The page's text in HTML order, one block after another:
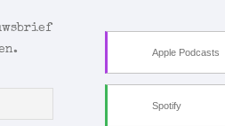
Apple Podcasts
Spotify